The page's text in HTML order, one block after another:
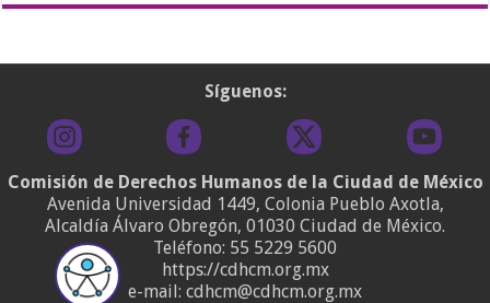
Síguenos:
Comisión de Derechos Humanos de la Ciudad de México
Avenida Universidad 1449, Colonia Pueblo Axotla,
Alcaldía Álvaro Obregón, 01030 Ciudad de México.
Teléfono: 55 5229 5600
https://cdhcm.org.mx
e-mail: cdhcm@cdhcm.org.mx